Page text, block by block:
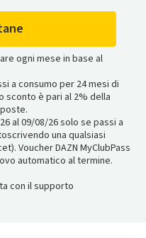
ogni mese in base al
a consumo per 24 mesi di
è pari al 2% della
al 09/08/26 solo se passi a
una qualsiasi
Voucher DAZN MyClubPass
automatico al termine.
con il supporto
totale dovuto €7.884,56 TAN
2026. Con l'offerta Start e
anni,Regolamento qui; con
per 10 anni,Regolamento
dal 25‌/05‌/26‌ al 30‌/06‌/28‌.
a premio e, più in
sito piuinsieme.com.
fino alle 09:59 del
a €338.313,40 (IVA inclusa).